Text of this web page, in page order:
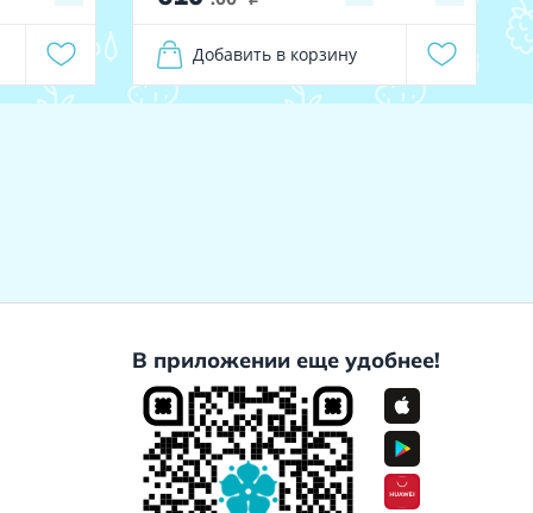
Добавить в корзину
В приложении еще удобнее!